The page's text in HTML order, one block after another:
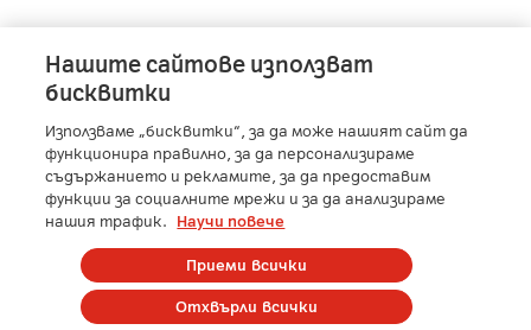
A1 Austria - A1 Croatia - A1 Serbia - A1 Belarus
A1 Bulgaria
- A1 Macedonia - A1 Slovenia
A1 Digital
- Member of A1 Group
Copyright © 2025 А1 България. | Protected by reCAPTCHA
Нашите сайтове използват
бисквитки
Използваме „бисквитки“, за да може нашият сайт да
функционира правилно, за да персонализираме
съдържанието и рекламите, за да предоставим
функции за социалните мрежи и за да анализираме
нашия трафик.
Научи повече
Отхвърли всички
Приеми всички